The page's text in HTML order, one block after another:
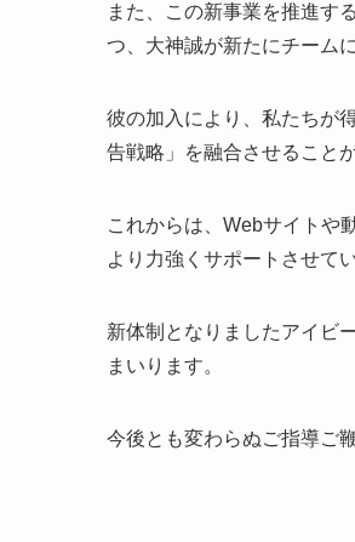
また、この新事業を推進す
つ、大神誠が新たにチーム
彼の加入により、私たちが
告戦略」を融合させること
これからは、Webサイトや
より力強くサポートさせて
新体制となりましたアイビ
まいります。
今後とも変わらぬご指導ご